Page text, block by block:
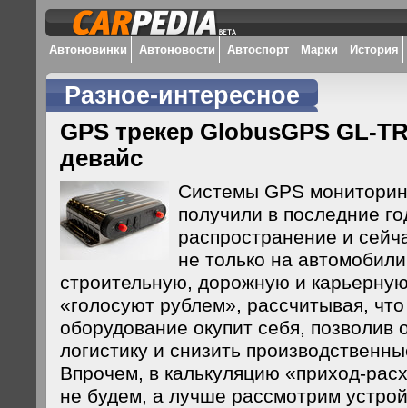
Автоновинки Автоновости Автоспорт Марки История
Разное-интересное
GPS трекер GlobusGPS GL-
девайс
Системы GPS
получили в последние
распространение и
не только на
строительную, дорожную и
«голосуют рублем», рассчитывая,
оборудование окупит себя, позволив
логистику и снизить
Впрочем, в калькуляцию «приход-
не будем, а лучше рассмотрим